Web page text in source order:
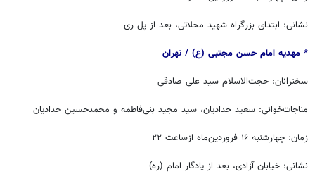
نشانی: ابتدای بزرگراه شهید محلاتی، بعد از پل ری
* مهدیه امام حسن مجتبی (ع) / ‏‬تهران
سخنرانان: حجت‌الاسلام سید علی صادقی
مناجات‌خوانی: سعید حدادیان، سید مجید بنی‌فاطمه و محمدحسین حدادیان
زمان: چهارشنبه ۱۶ فروردین‌ماه ازساعت ۲۲
نشانی: خیابان آزادی، بعد از یادگار امام (ره)